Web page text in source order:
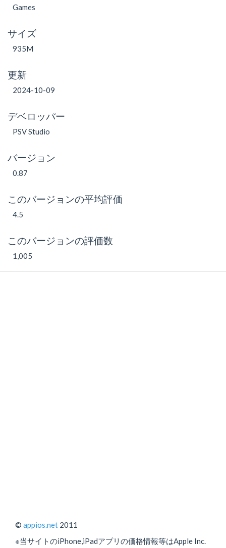
Games
サイズ
935M
更新
2024-10-09
デベロッパー
PSV Studio
バージョン
0.87
このバージョンの平均評価
4.5
このバージョンの評価数
1,005
© appios.net 2011
※当サイトのiPhone,iPadアプリの価格情報等はApple Inc.